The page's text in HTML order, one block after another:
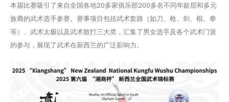
本届比赛吸引了来自全国各地20多家俱乐部200多名不同年龄层和多元
族裔的武术选手参赛。赛事项目包括武术套路（如刀、枪、剑、棍、拳
等）、武术太极以及武术散打三大类，汇集了男女选手及各个武术门派
的参与，展现了武术在新西兰的广泛影响力。